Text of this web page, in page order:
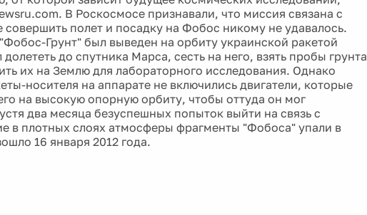
В Роскосмосе признавали, что миссия связана с
полет и посадку на Фобос никому не удавалось.
Грунт" был выведен на орбиту украинской ракетой
до спутника Марса, сесть на него, взять пробы грунта
их на Землю для лабораторного исследования. Однако
носителя на аппарате не включились двигатели, которые
на высокую опорную орбиту, чтобы оттуда он мог
два месяца безуспешных попыток выйти на связь с
в плотных слоях атмосферы фрагменты "Фобоса" упали в
16 января 2012 года.